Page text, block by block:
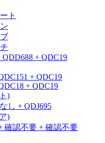
ト
QDD688 + QDC19
+ QDC19
+ QDC19
)
し + QDJ695
)
確認不要 + 確認不要